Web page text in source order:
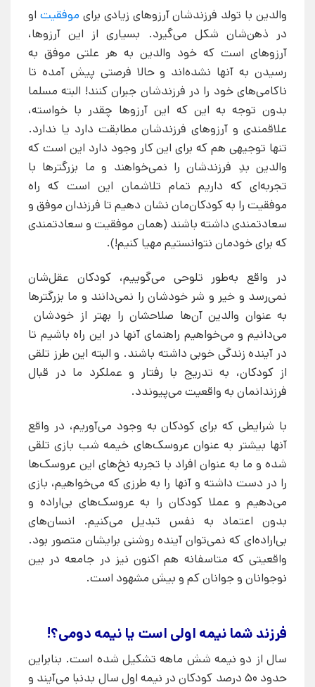
والدین با تولد فرزندشان آرزوهای زیادی برای موفقیت او
در ذهن‌شان شکل می‌گیرد. بسیاری از این آرزوها،
آرزوهای است که خود والدین به هر علتی موفق به
رسیدن به آنها نشده‌اند و حالا فرصتی پیش آمده تا
ناکامی‌های خود را در فرزندشان جبران کنند! البته مسلما
بدون توجه به این که این آرزوها چقدر با خواسته،
علاقمندی و آرزوهای فرزندشان مطابقت دارد یا ندارد.
تنها توجیهی هم که برای این کار وجود دارد این است که
والدین بدِ فرزندشان را نمی‌خواهند و ما بزرگترها با
تجربه‌ای که داریم تمام تلاشمان این است که راه
موفقیت را به کودکان‌مان نشان دهیم تا فرزندان موفق و
سعادتمندی داشته باشند (همان موفقیت و سعادتمندی
که برای خودمان نتوانستیم مهیا کنیم!).
در واقع به‌طور تلوحی می‌گوییم، کودکان عقل‌شان
نمی‌رسد و خیر و شر خودشان را نمی‌دانند و ما بزرگترها
به عنوان والدین آن‌ها صلاحشان را بهتر از خودشان
می‌دانیم و می‌خواهیم راهنمای آنها در این راه باشیم تا
در آینده زندگی خوبی داشته باشند. و البته این طرز تلقی
از کودکان، به تدریج با رفتار و عملکرد ما در قبال
فرزندانمان به واقعیت می‌پیوندد.
با شرایطی که برای کودکان به وجود می‌آوریم، در واقع
آنها بیشتر به عنوان عروسک‌های خیمه شب بازی تلقی
شده و ما به عنوان افراد با تجربه نخ‌های این عروسک‌ها
را در دست داشته و آنها را به طرزی که می‌خواهیم، بازی
می‌دهیم و عملا کودکان را به عروسک‌های بی‌اراده و
بدون اعتماد به نفس تبدیل می‌کنیم. انسان‌های
بی‌اراده‌ای که نمی‌توان آینده روشنی برایشان متصور بود.
واقعیتی که متاسفانه هم اکنون نیز در جامعه در بین
نوجوانان و جوانان کم و بیش مشهود است.
فرزند شما نیمه اولی است یا نیمه دومی؟!
سال از دو نیمه شش ماهه تشکیل شده است. بنابراین
حدود 50 درصد کودکان در نیمه اول سال بدنبا می‌آیند و